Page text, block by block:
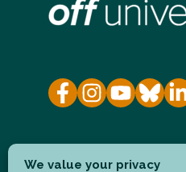
We value your privacy